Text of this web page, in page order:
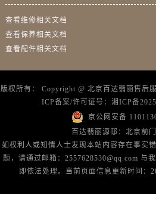
查看维修相关文档
查看保养相关文档
查看配件相关文档
版权所有： Copyright @ 北京百达翡丽售后
ICP备案/许可证号： 湘ICP备
京公网安备
百达翡丽源邸：北京前
如权利人或知情人士发现本站内容存在事实
题，请通过邮箱：2557628530@qq.com 与
即依法处理。当前页面信息更新时间：